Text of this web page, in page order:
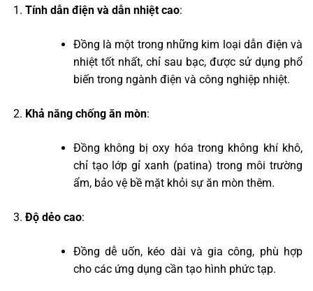
Tính dẫn điện và dẫn nhiệt cao:
Đồng là một trong những kim loại dẫn điện và
nhiệt tốt nhất, chỉ sau bạc, được sử dụng phổ
biến trong ngành điện và công nghiệp nhiệt.
Khả năng chống ăn mòn:
Đồng không bị oxy hóa trong không khí khô,
chỉ tạo lớp gỉ xanh (patina) trong môi trường
ẩm, bảo vệ bề mặt khỏi sự ăn mòn thêm.
Độ dẻo cao:
Đồng dễ uốn, kéo dài và gia công, phù hợp
cho các ứng dụng cần tạo hình phức tạp.